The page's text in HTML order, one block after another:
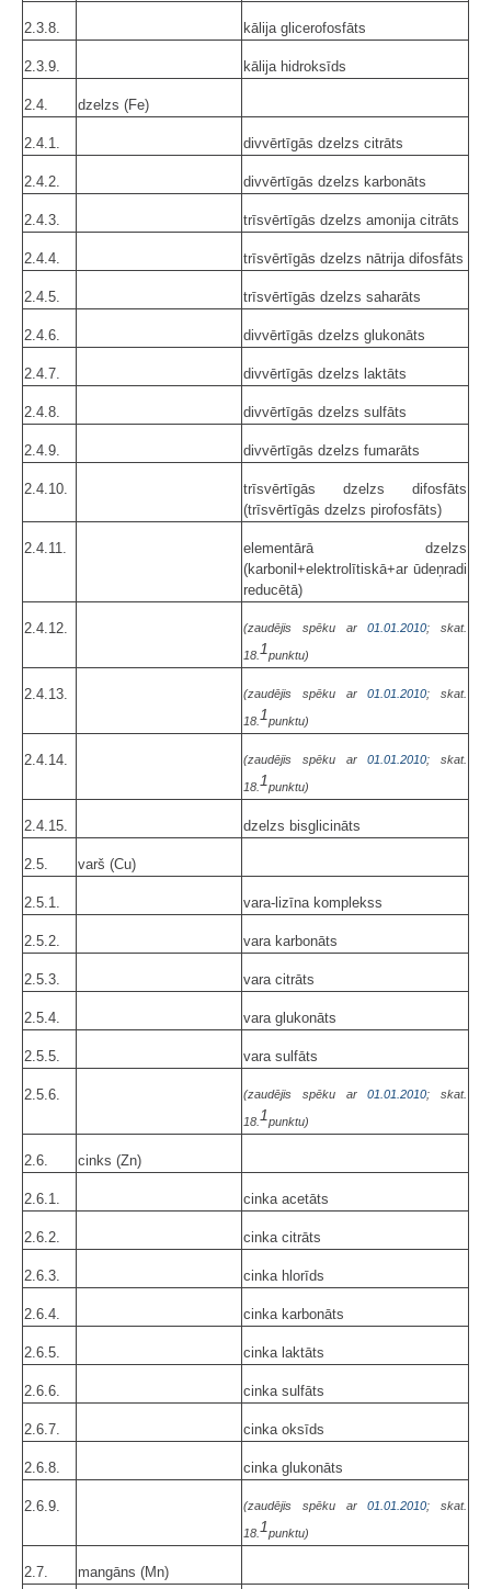
2.3.8. kālija glicerofosfāts
2.3.9. kālija hidroksīds
2.4. dzelzs (Fe)
2.4.1. divvērtīgās dzelzs citrāts
2.4.2. divvērtīgās dzelzs karbonāts
2.4.3. trīsvērtīgās dzelzs amonija citrāts
2.4.4. trīsvērtīgās dzelzs nātrija difosfāts
2.4.5. trīsvērtīgās dzelzs saharāts
2.4.6. divvērtīgās dzelzs glukonāts
2.4.7. divvērtīgās dzelzs laktāts
2.4.8. divvērtīgās dzelzs sulfāts
2.4.9. divvērtīgās dzelzs fumarāts
2.4.10.
trīsvērtīgās dzelzs difosfāts
(trīsvērtīgās dzelzs pirofosfāts)
2.4.11.
elementārā dzelzs
(karbonil+elektrolītiskā+ar ūdeņradi
reducētā)
2.4.12. (zaudējis spēku ar01.01.2010; skat.
18. 1punktu)
2.4.13. (zaudējis spēku ar01.01.2010; skat.
18. 1punktu)
2.4.14. (zaudējis spēku ar01.01.2010; skat.
18. 1punktu)
2.4.15. dzelzs bisglicināts
2.5. varš (Cu)
2.5.1. vara-lizīna komplekss
2.5.2. vara karbonāts
2.5.3. vara citrāts
2.5.4. vara glukonāts
2.5.5. vara sulfāts
2.5.6. (zaudējis spēku ar01.01.2010; skat.
18. 1punktu)
2.6. cinks (Zn)
2.6.1. cinka acetāts
2.6.2. cinka citrāts
2.6.3. cinka hlorīds
2.6.4. cinka karbonāts
2.6.5. cinka laktāts
2.6.6. cinka sulfāts
2.6.7. cinka oksīds
2.6.8. cinka glukonāts
2.6.9. (zaudējis spēku ar01.01.2010; skat.
18. 1punktu)
2.7. mangāns (Mn)